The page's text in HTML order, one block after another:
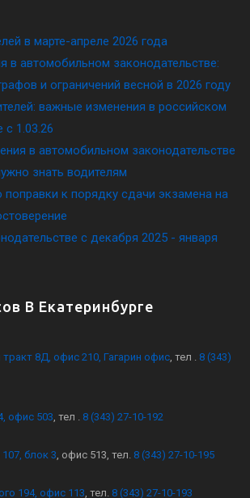
в марте-апреле 2026 года
в автомобильном законодательстве:
и ограничений весной в 2026 году
важные изменения в российском
c 1.03.26
в автомобильном законодательстве
знать водителям
к порядку сдачи экзамена на
с декабря 2025 - января
В Екатеринбурге
тракт 8Д, офис 210, Гагарин офис, тел . 8 (343)
офис 503, тел . 8 (343) 27-10-192
блок 3, офис 513, тел. 8 (343) 27-10-195
194, офис 113, тел. 8 (343) 27-10-193